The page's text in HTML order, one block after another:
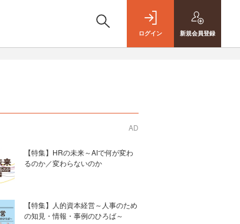
ログイン 新規会員登録
AD
【特集】HRの未来～AIで何が変わ
るのか／変わらないのか
【特集】人的資本経営～人事のため
の知見・情報・事例のひろば～